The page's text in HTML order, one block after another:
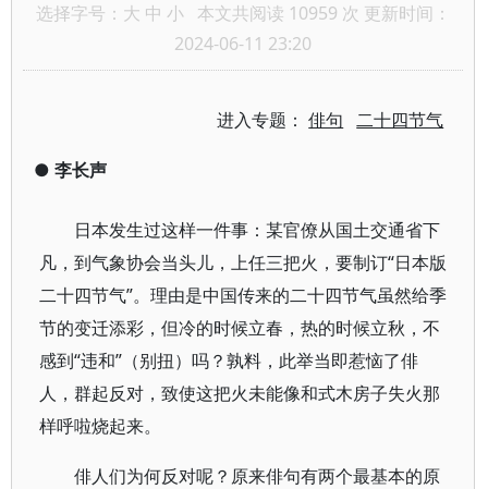
选择字号： 大 中 小 本文共阅读 10959 次 更新时间：
2024-06-11 23:20
进入专题：俳句 二十四节气
● 李长声
日本发生过这样一件事：某官僚从国土交通省下
凡，到气象协会当头儿，上任三把火，要制订“日本版
二十四节气”。理由是中国传来的二十四节气虽然给季
节的变迁添彩，但冷的时候立春，热的时候立秋，不
感到“违和”（别扭）吗？孰料，此举当即惹恼了俳
人，群起反对，致使这把火未能像和式木房子失火那
样呼啦烧起来。
俳人们为何反对呢？原来俳句有两个最基本的原